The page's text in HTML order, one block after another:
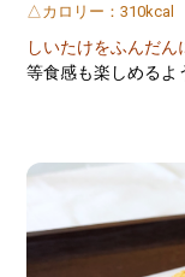
△カロリー：310kcal
しいたけをふんだん
等食感も楽しめるよ